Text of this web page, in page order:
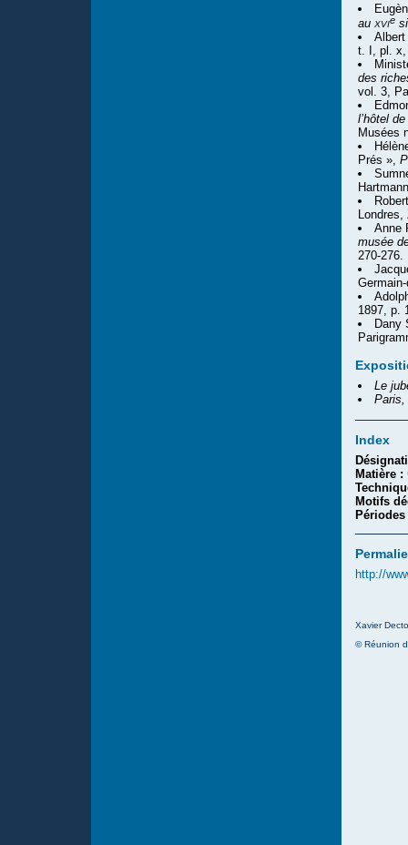
au xvie
t. I, pl. x
des
vol. 3,
l’hôtel
Musées
Prés »,
Anne
musée
270-276.
1897, p.
Dany
Le
Paris,
Index
Matière :
Motifs
http://
Xavier
© Réunion